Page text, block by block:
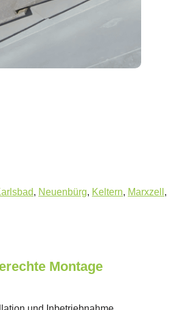
, Neuenbürg, Keltern, Marxzell ,
Montage